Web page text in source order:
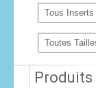
Produits